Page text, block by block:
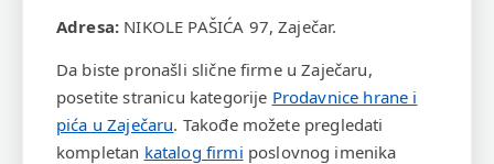
Adresa: NIKOLE PAŠIĆA 97, Zaječar.
Da biste pronašli slične firme u Zaječaru,
posetite stranicu kategorije Prodavnice hrane i
pića u Zaječaru. Takođe možete pregledati
kompletan katalog firmi poslovnog imenika